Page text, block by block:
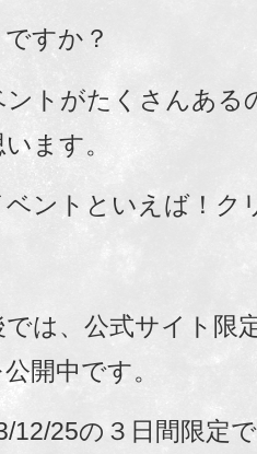
すか？
トがたくさんある
ます。
ントといえば！ク
は、公式サイト限
開中です。
12/25の３日間限定で